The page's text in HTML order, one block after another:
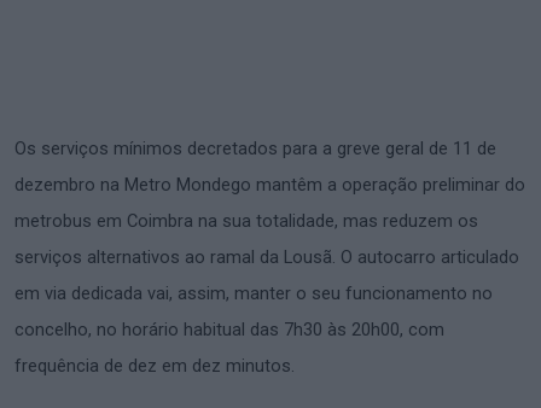
Os serviços mínimos decretados para a greve geral de 11 de
dezembro na Metro Mondego mantêm a operação preliminar do
metrobus em Coimbra na sua totalidade, mas reduzem os
serviços alternativos ao ramal da Lousã. O autocarro articulado
em via dedicada vai, assim, manter o seu funcionamento no
concelho, no horário habitual das 7h30 às 20h00, com
frequência de dez em dez minutos.